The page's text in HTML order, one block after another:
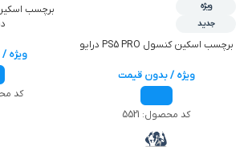
ویژه
جدید
برچسب اسکين کنسول PS5 PRO درايو
ویژه / بدون قیمت
کد محصول: 5521
ویژه
کد